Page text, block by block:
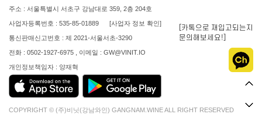
주소 : 서울특별시 서초구 강남대로 359, 2층 204호
사업자등록번호 : 535-85-01889 [사업자 정보 확인]
통신판매신고번호 : 제 2021-서울서초-3290
전화 : 0502-1927-6975 , 이메일 : GW@VINIT.IO
개인정보책임자 : 양재혁
COPYRIGHT © (주)비닛(강남와인) GANGNAM.WINE ALL RIGHT RESERVED
[카톡으로 재입고되는지
문의해보세요!]